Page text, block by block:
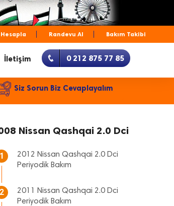
Hesapla Randevu Al Bakım Takibi
İletişim 0 212 875 77 85
Siz Sorun Biz Cevaplayalım
Nissan Qashqai 2.0 Dci
1
2012 Nissan Qashqai 2.0 Dci
Periyodik Bakım
2
2011 Nissan Qashqai 2.0 Dci
Periyodik Bakım